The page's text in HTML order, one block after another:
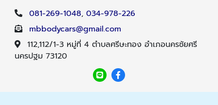
081-269-1048, 034-978-226
mbbodycars@gmail.com
112,112/1-3 หมู่ที่ 4 ตำบลศรีษะทอง อำเภอนครชัยศรี
นครปฐม 73120